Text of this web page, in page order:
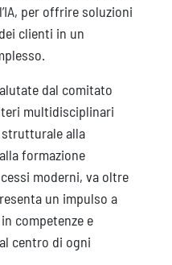
per offrire soluzioni
clienti in un
dal comitato
multidisciplinari
strutturale alla
formazione
moderni, va oltre
un impulso a
competenze e
centro di ogni